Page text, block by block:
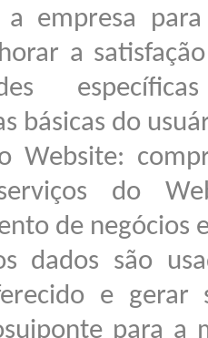
empresa
a
básicas do
Website:
do
de negócios
dados são
e gerar
para a